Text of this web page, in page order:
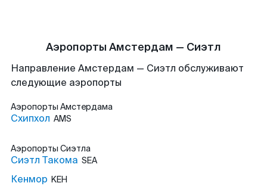
Аэропорты Амстердам — Сиэтл
Направление Амстердам — Сиэтл обслуживают
следующие аэропорты
Аэропорты Амстердама
Схипхол AMS
Аэропорты Сиэтла
Сиэтл Такома SEA
Кенмор KEH